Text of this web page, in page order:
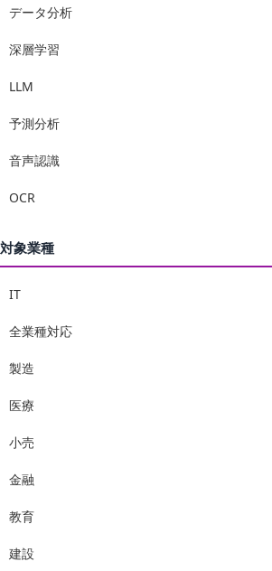
データ分析
深層学習
LLM
予測分析
音声認識
OCR
対象業種
IT
全業種対応
製造
医療
小売
金融
教育
建設